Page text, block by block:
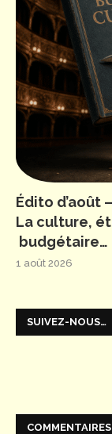
Édito d’août –
La culture,
budgétaire…
1 août 2026
SUIVEZ-NOUS…